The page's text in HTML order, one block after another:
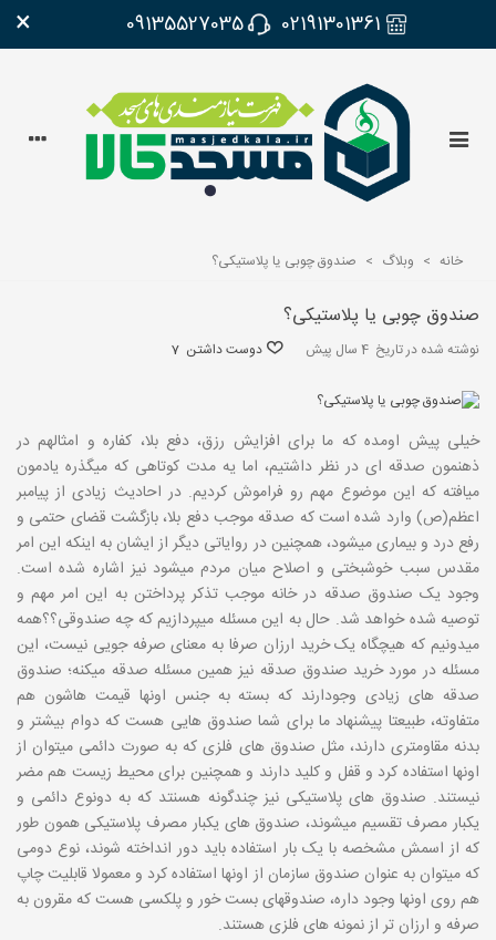
02191301361
09135527035
×
خانه > وبلاگ > صندوق چوبی یا پلاستیکی؟
صندوق چوبی یا پلاستیکی؟
نوشته شده در تاریخ 4 سال پیش دوست داشتن 7
خیلی پیش اومده که ما برای افزایش رزق، دفع بلا، کفاره و امثالهم در
ذهنمون صدقه ای در نظر داشتیم، اما یه مدت کوتاهی که میگذره یادمون
میافته که این موضوع مهم رو فراموش کردیم. در احادیث زیادی از پیامبر
اعظم(ص) وارد شده است که صدقه موجب دفع بلا، بازگشت قضای حتمی و
رفع درد و بیماری میشود، همچنین در روایاتی دیگر از ایشان به اینکه این امر
مقدس سبب خوشبختی و اصلاح میان مردم میشود نیز اشاره شده است.
وجود یک صندوق صدقه در خانه موجب تذکر پرداختن به این امر مهم و
توصیه شده خواهد شد. حال به این مسئله میپردازیم که چه صندوقی؟؟همه
میدونیم که هیچگاه یک خرید ارزان صرفا به معنای صرفه جویی نیست، این
مسئله در مورد خرید صندوق صدقه نیز همین مسئله صدقه میکنه؛ صندوق
صدقه های زیادی وجودارند که بسته به جنس اونها قیمت هاشون هم
متفاوته، طبیعتا پیشنهاد ما برای شما صندوق هایی هست که دوام بیشتر و
بدنه مقاومتری دارند، مثل صندوق های فلزی که به صورت دائمی میتوان از
اونها استفاده کرد و قفل و کلید دارند و همچنین برای محیط زیست هم مضر
نیستند. صندوق های پلاستیکی نیز چندگونه هسنتد که به دونوع دائمی و
یکبار مصرف تقسیم میشوند، صندوق های یکبار مصرف پلاستیکی همون طور
که از اسمش مشخصه با یک بار استفاده باید دور انداخته شوند، نوع دومی
که میتوان به عنوان صندوق سازمان از اونها استفاده کرد و معمولا قابلیت چاپ
هم روی اونها وجود داره، صندوقهای بست خور و پلکسی هست که مقرون به
صرفه و ارزان تر از نمونه های فلزی هستند.